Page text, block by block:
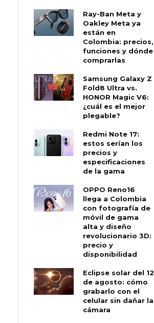
Ray-Ban Meta y
Oakley Meta ya
están en
Colombia: precios,
funciones y dónde
comprarlas
Samsung Galaxy Z
Fold8 Ultra vs.
HONOR Magic V6:
¿cuál es el mejor
plegable?
Redmi Note 17:
estos serían los
precios y
especificaciones
de la gama
OPPO Reno16
llega a Colombia
con fotografía de
móvil de gama
alta y diseño
revolucionario 3D:
precio y
disponibilidad
Eclipse solar del 12
de agosto: cómo
grabarlo con el
celular sin dañar la
cámara